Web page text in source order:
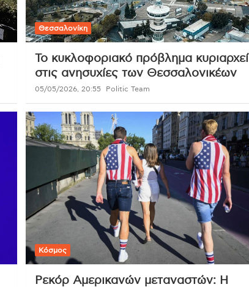
Θεσσαλονίκη
Το κυκλοφοριακό πρόβλημα κυριαρχεί
στις ανησυχίες των Θεσσαλονικέων
05/05/2026, 20:55 Politic Team
Κόσμος
Ρεκόρ Αμερικανών μεταναστών: Η